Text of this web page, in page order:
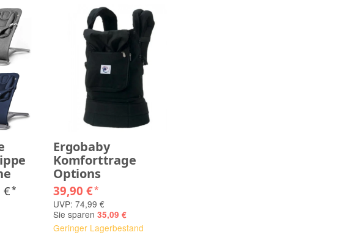
€*
Ergobaby
Komforttrage
Options
39,90 €*
UVP: 74,99 €
Sie sparen 35,09 €
Geringer Lagerbestand